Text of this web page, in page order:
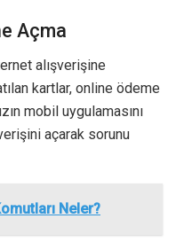
Açma
alışverişine
kartlar, online ödeme
mobil uygulamasını
açarak sorunu
Neler?